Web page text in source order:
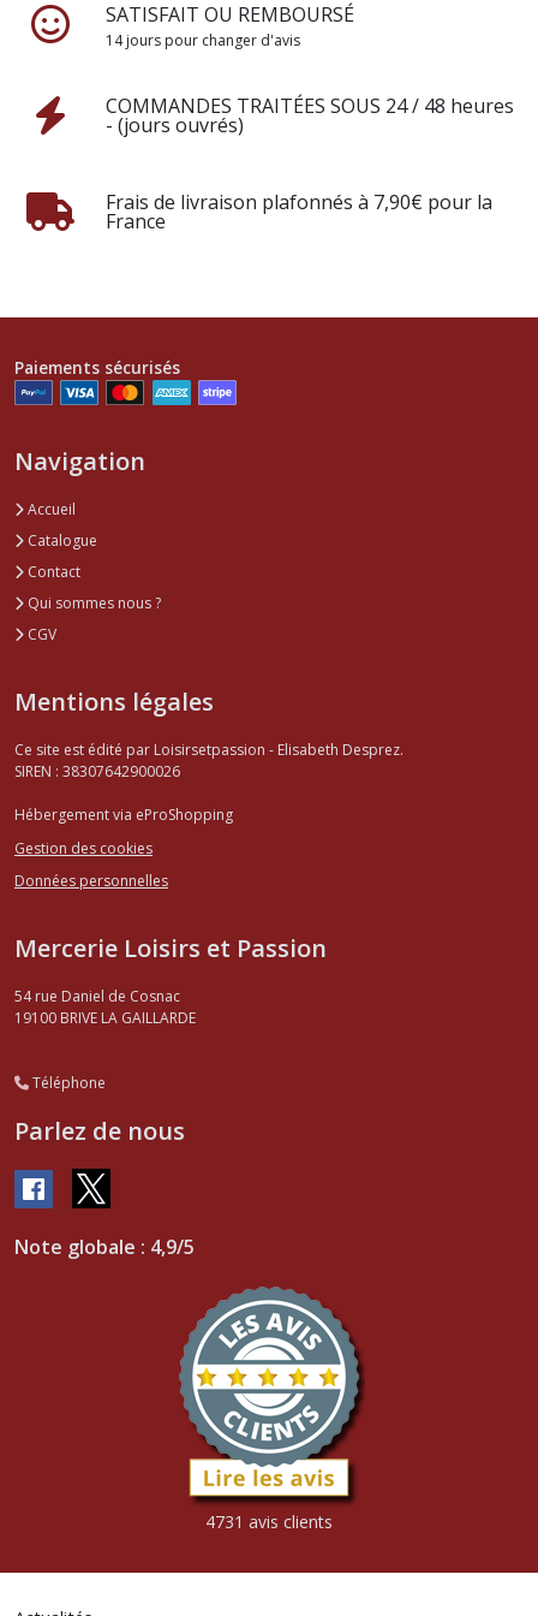
SATISFAIT OU REMBOURSÉ
14 jours pour changer d'avis
COMMANDES TRAITÉES SOUS 24 / 48 heures
- (jours ouvrés)
Frais de livraison plafonnés à 7,90€ pour la
France
Paiements sécurisés
Navigation
Accueil
Catalogue
Contact
Qui sommes nous ?
CGV
Mentions légales
Ce site est édité par Loisirsetpassion - Elisabeth Desprez.
SIREN : 38307642900026
Hébergement via eProShopping
Gestion des cookies
Données personnelles
Mercerie Loisirs et Passion
54 rue Daniel de Cosnac
19100 BRIVE LA GAILLARDE
Téléphone
Parlez de nous
Note globale : 4,9/5
4731 avis clients